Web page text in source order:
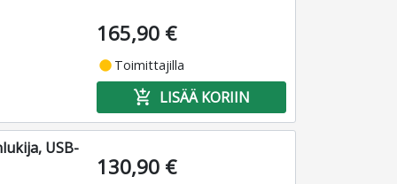
165,90 €
fiber_manual_record Toimittajilla
add_shopping_cart LISÄÄ KORIIN
USB-
130,90 €